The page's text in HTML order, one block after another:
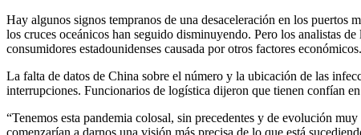
Hay algunos signos tempranos de una desaceleración en los
los cruces oceánicos han seguido disminuyendo. Pero los analistas
consumidores estadounidenses causada por otros factores económicos.
La falta de datos de China sobre el número y la ubicación de las
interrupciones. Funcionarios de logística dijeron que tienen confían
“Tenemos esta pandemia colosal, sin precedentes y de evolución
comenzarían a darnos una visión más precisa de lo que está